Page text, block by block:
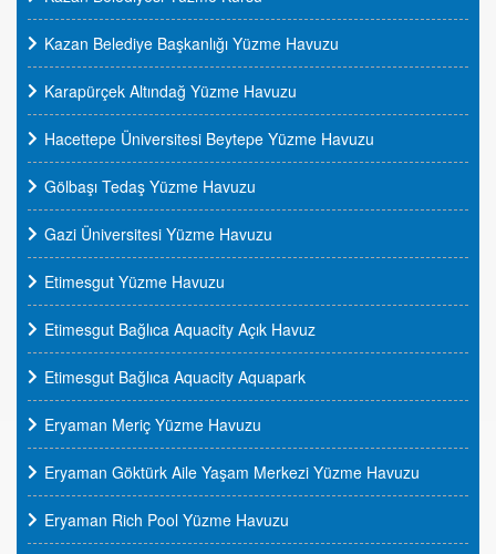
Kazan Belediye Başkanlığı Yüzme Havuzu
Karapürçek Altındağ Yüzme Havuzu
Hacettepe Üniversitesi Beytepe Yüzme Havuzu
Gölbaşı Tedaş Yüzme Havuzu
Gazi Üniversitesi Yüzme Havuzu
Etimesgut Yüzme Havuzu
Etimesgut Bağlıca Aquacity Açık Havuz
Etimesgut Bağlıca Aquacity Aquapark
Eryaman Meriç Yüzme Havuzu
Eryaman Göktürk Aile Yaşam Merkezi Yüzme Havuzu
Eryaman Rich Pool Yüzme Havuzu